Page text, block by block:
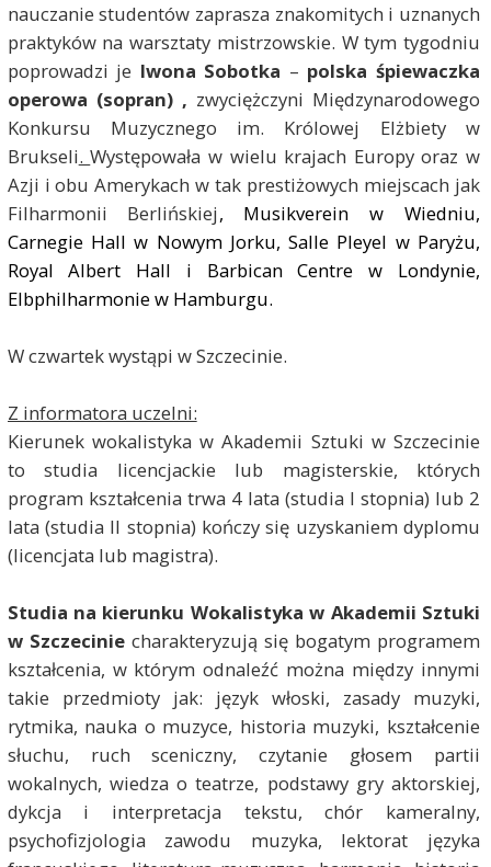
nauczanie studentów zaprasza znakomitych i uznanych
praktyków na warsztaty mistrzowskie. W tym tygodniu
poprowadzi je Iwona Sobotka – polska śpiewaczka
operowa (sopran) , zwyciężczyni Międzynarodowego
Konkursu Muzycznego im. Królowej Elżbiety w
Brukseli.Występowała w wielu krajach Europy oraz w
Azji i obu Amerykach w tak prestiżowych miejscach jak
Filharmonii Berlińskiej, Musikverein w Wiedniu,
Carnegie Hall w Nowym Jorku, Salle Pleyel w Paryżu,
Royal Albert Hall i Barbican Centre w Londynie,
Elbphilharmonie w Hamburgu.
W czwartek wystąpi w Szczecinie.
Z informatora uczelni:
Kierunek wokalistyka w Akademii Sztuki w Szczecinie
to studia licencjackie lub magisterskie, których
program kształcenia trwa 4 lata (studia I stopnia) lub 2
lata (studia II stopnia) kończy się uzyskaniem dyplomu
(licencjata lub magistra).
Studia na kierunku Wokalistyka w Akademii Sztuki
w Szczeciniecharakteryzują się bogatym programem
kształcenia, w którym odnaleźć można między innymi
takie przedmioty jak: język włoski, zasady muzyki,
rytmika, nauka o muzyce, historia muzyki, kształcenie
słuchu, ruch sceniczny, czytanie głosem partii
wokalnych, wiedza o teatrze, podstawy gry aktorskiej,
dykcja i interpretacja tekstu, chór kameralny,
psychofizjologia zawodu muzyka, lektorat języka